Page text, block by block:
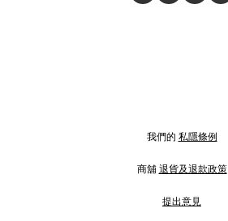
我們的 私隱條例
商舖 退貨及退款政策
提出意見